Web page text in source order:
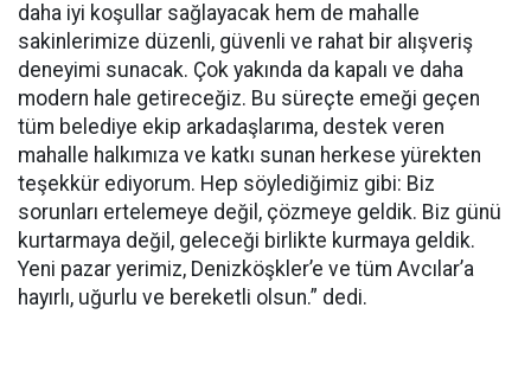
daha iyi koşullar sağlayacak hem de mahalle
sakinlerimize düzenli, güvenli ve rahat bir alışveriş
deneyimi sunacak. Çok yakında da kapalı ve daha
modern hale getireceğiz. Bu süreçte emeği geçen
tüm belediye ekip arkadaşlarıma, destek veren
mahalle halkımıza ve katkı sunan herkese yürekten
teşekkür ediyorum. Hep söylediğimiz gibi: Biz
sorunları ertelemeye değil, çözmeye geldik. Biz günü
kurtarmaya değil, geleceği birlikte kurmaya geldik.
Yeni pazar yerimiz, Denizköşkler’e ve tüm Avcılar’a
hayırlı, uğurlu ve bereketli olsun.” dedi.